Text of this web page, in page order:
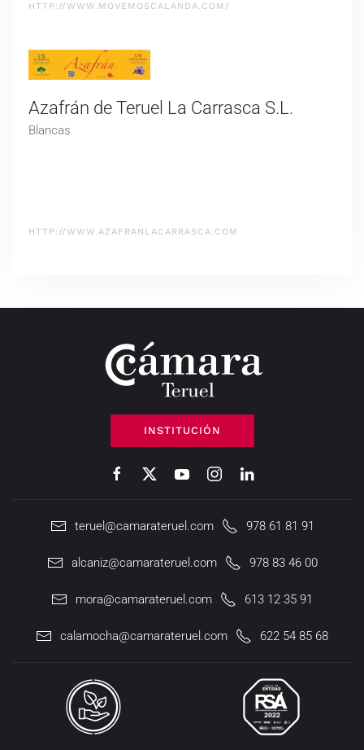
HTTP://WWW.MOVEMOSCALANDA.COM/
Azafrán de Teruel La Carrasca S.L.
Blancas
HTTP://WWW.AZAFRANLACARRASCA.COM
INSTITUCIÓN
teruel@camarateruel.com 978 61 81 91
alcaniz@camarateruel.com 978 83 46 00
mora@camarateruel.com 613 12 35 91
calamocha@camarateruel.com 622 54 85 68